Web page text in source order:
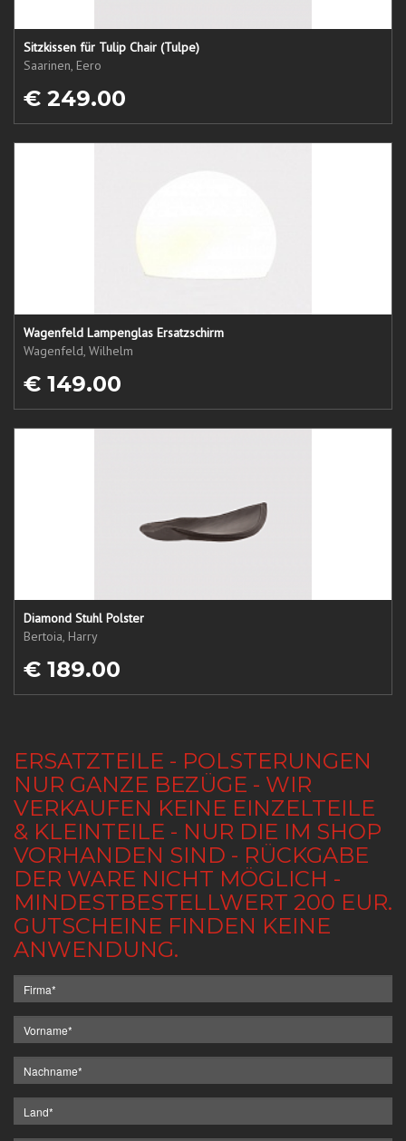
Sitzkissen für Tulip Chair (Tulpe)
Saarinen, Eero
€ 249.00
Wagenfeld Lampenglas Ersatzschirm
Wagenfeld, Wilhelm
€ 149.00
Diamond Stuhl Polster
Bertoia, Harry
€ 189.00
ERSATZTEILE - POLSTERUNGEN
NUR GANZE BEZÜGE - WIR
VERKAUFEN KEINE EINZELTEILE
& KLEINTEILE - NUR DIE IM SHOP
VORHANDEN SIND - RÜCKGABE
DER WARE NICHT MÖGLICH -
MINDESTBESTELLWERT 200 EUR.
GUTSCHEINE FINDEN KEINE
ANWENDUNG.